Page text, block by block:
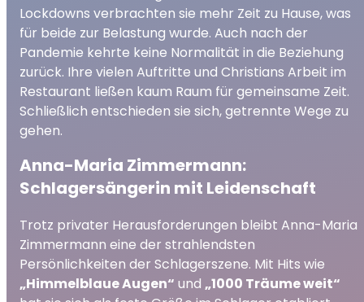
Lockdowns verbrachten sie mehr Zeit zu Hause, was
für beide zur Belastung wurde. Auch nach der
Pandemie kehrte keine Normalität in die Beziehung
zurück. Ihre vielen Auftritte und Christians Arbeit im
Restaurant ließen kaum Raum für gemeinsame Zeit.
Schließlich entschieden sie sich, getrennte Wege zu
gehen.
Anna-Maria Zimmermann:
Schlagersängerin mit Leidenschaft
Trotz privater Herausforderungen bleibt Anna-Maria
Zimmermann eine der strahlendsten
Persönlichkeiten der Schlagerszene. Mit Hits wie
„Himmelblaue Augen“ und „1000 Träume weit“